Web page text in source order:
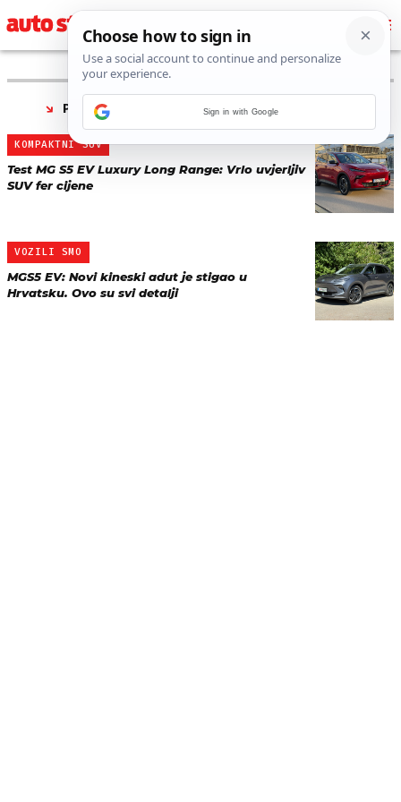
PRONAĐENO 2 REZULTATA ZA TAG “
KOMPAKTNI SUV
Test MG S5 EV Luxury Long Range: Vrlo uvjerljiv
SUV fer cijene
VOZILI SMO
MGS5 EV: Novi kineski adut je stigao u
Hrvatsku. Ovo su svi detalji
Sign in with Google